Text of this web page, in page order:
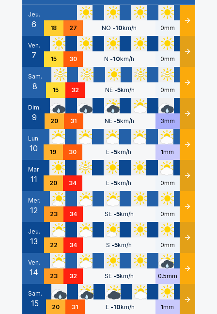
Date
Jeu.
6 18 27 NO -10km/h 0mm Détails
Ven.
7 15 30 N -10km/h 0mm Détails
Sam.
8 15 32 NE -5km/h 0mm Détails
Dim.
9 20 31 NE -5km/h 3mm Détails
Lun.
10 19 30 E -5km/h 1mm Détails
Mar.
11 20 34 E -5km/h 0mm Détails
Mer.
12 23 34 SE -5km/h 0mm Détails
Jeu.
13 22 34 S -5km/h 0mm Détails
Ven.
14 23 32 SE -5km/h 0.5mm Détails
Sam.
15 20 31 E -10km/h 1mm Détails